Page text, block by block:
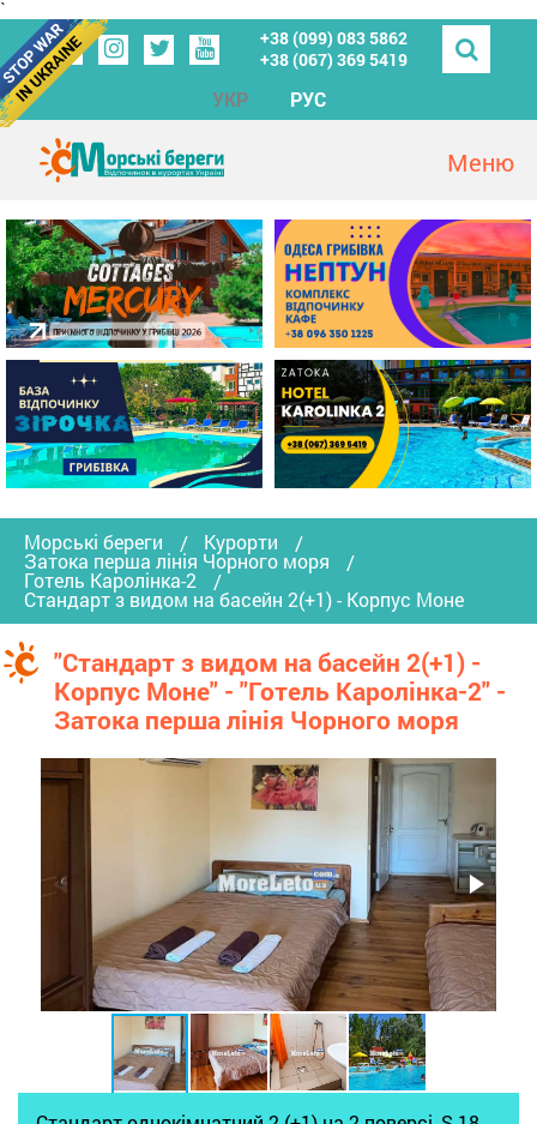
`
+38 (099) 083 5862
+38 (067) 369 5419
УКР РУС
Морські береги Курорти
Затока перша лінія Чорного моря
Готель Каролінка-2
Стандарт з видом на басейн 2(+1) - Корпус Моне
"Стандарт з видом на басейн 2(+1) -
Корпус Моне" - "Готель Каролінка-2" -
Затока перша лінія Чорного моря